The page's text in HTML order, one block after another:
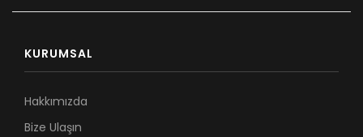
KURUMSAL
Hakkımızda
Bize Ulaşın